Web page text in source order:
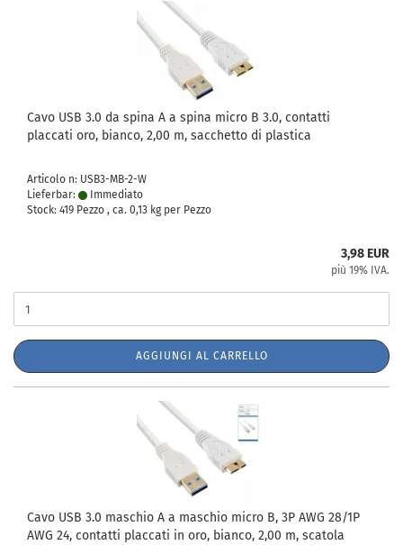
Cavo USB 3.0 da spina A a spina micro B 3.0, contatti
placcati oro, bianco, 2,00 m, sacchetto di plastica
Articolo n: USB3-MB-2-W
Lieferbar:
Immediato
Stock: 419 Pezzo , ca. 0,13 kg per Pezzo
3,98 EUR
più 19% IVA.
AGGIUNGI AL CARRELLO
Cavo USB 3.0 maschio A a maschio micro B, 3P AWG 28/1P
AWG 24, contatti placcati in oro, bianco, 2,00 m, scatola